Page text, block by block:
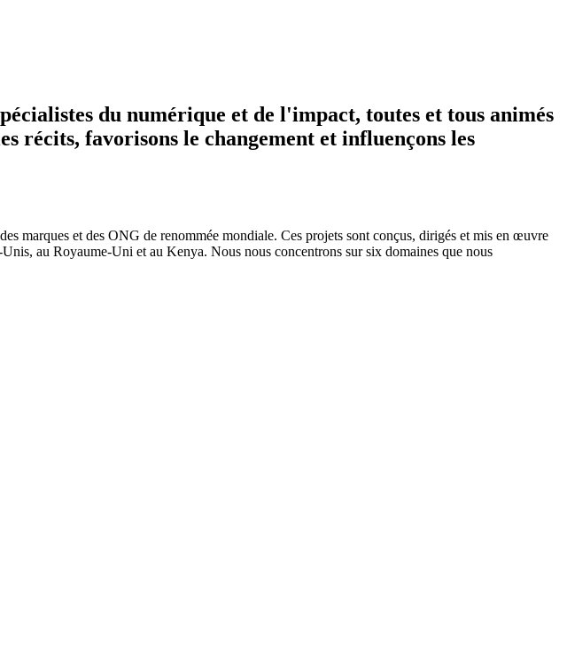
du numérique et de l'impact, toutes et tous animés
récits, favorisons le changement et influençons les
marques et des ONG de renommée mondiale. Ces projets sont conçus, dirigés et mis en œuvre
au Royaume-Uni et au Kenya. Nous nous concentrons sur six domaines que nous